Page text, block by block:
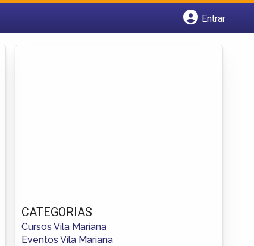
Entrar
CATEGORIAS
Cursos Vila Mariana
Eventos Vila Mariana